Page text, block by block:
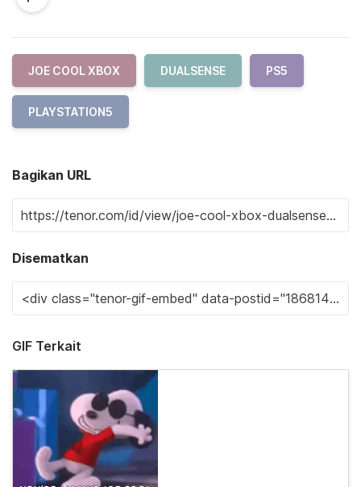
JOE COOL XBOX DUALSENSE PS5
PLAYSTATION5
Bagikan URL
Disematkan
GIF Terkait